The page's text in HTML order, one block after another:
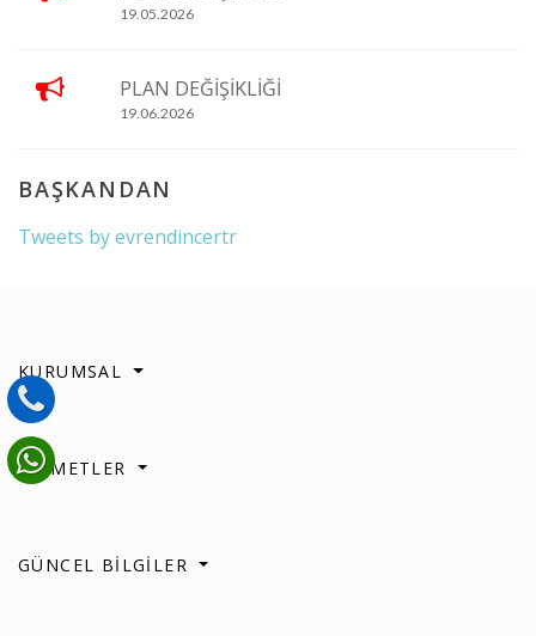
19.05.2026
PLAN DEĞİŞİKLİĞİ
19.06.2026
BAŞKANDAN
Tweets by evrendincertr
KURUMSAL
HİZMETLER
GÜNCEL BİLGİLER